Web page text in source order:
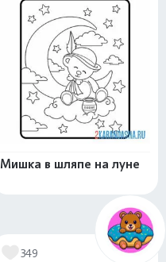
Мишка в шляпе на луне
349